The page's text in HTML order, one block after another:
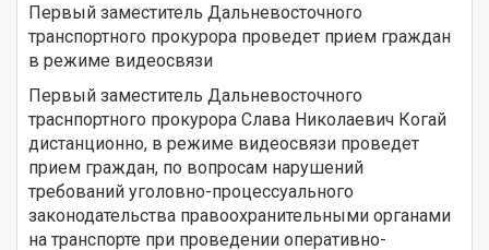
Первый заместитель Дальневосточного
транспортного прокурора проведет прием граждан
в режиме видеосвязи
Первый заместитель Дальневосточного
траснпортного прокурора Слава Николаевич Когай
дистанционно, в режиме видеосвязи проведет
прием граждан, по вопросам нарушений
требований уголовно-процессуального
законодательства правоохранительными органами
на транспорте при проведении оперативно-